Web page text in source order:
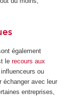
également
le recours aux
ou
échanger avec leur
entreprises,